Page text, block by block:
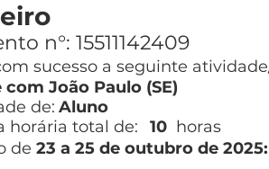
n°: 15511142409
sucesso a seguinte
João Paulo (SE)
de: Aluno
horária total de:
10 horas
de 23 a 25 de outubro de